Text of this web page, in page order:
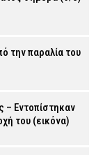
την παραλία του
– Εντοπίστηκαν
του (εικόνα)